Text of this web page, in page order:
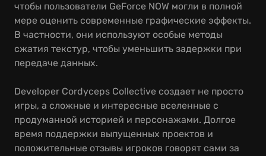
чтобы пользователи GeForce NOW могли в полной
мере оценить современные графические эффекты.
В частности, они используют особые методы
сжатия текстур, чтобы уменьшить задержки при
передаче данных.
Developer Cordyceps Collective создает не просто
игры, а сложные и интересные вселенные с
продуманной историей и персонажами. Долгое
время поддержки выпущенных проектов и
положительные отзывы игроков говорят сами за